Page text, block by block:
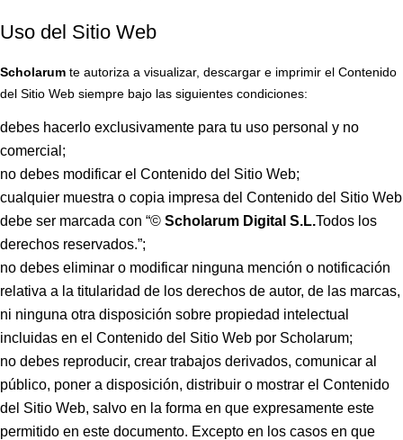
Uso del Sitio Web
Scholarum te autoriza a visualizar, descargar e imprimir el Contenido
del Sitio Web siempre bajo las siguientes condiciones:
debes hacerlo exclusivamente para tu uso personal y no
comercial;
no debes modificar el Contenido del Sitio Web;
cualquier muestra o copia impresa del Contenido del Sitio Web
debe ser marcada con “© Scholarum Digital S.L.Todos los
derechos reservados.”;
no debes eliminar o modificar ninguna mención o notificación
relativa a la titularidad de los derechos de autor, de las marcas,
ni ninguna otra disposición sobre propiedad intelectual
incluidas en el Contenido del Sitio Web por Scholarum;
no debes reproducir, crear trabajos derivados, comunicar al
público, poner a disposición, distribuir o mostrar el Contenido
del Sitio Web, salvo en la forma en que expresamente este
permitido en este documento. Excepto en los casos en que